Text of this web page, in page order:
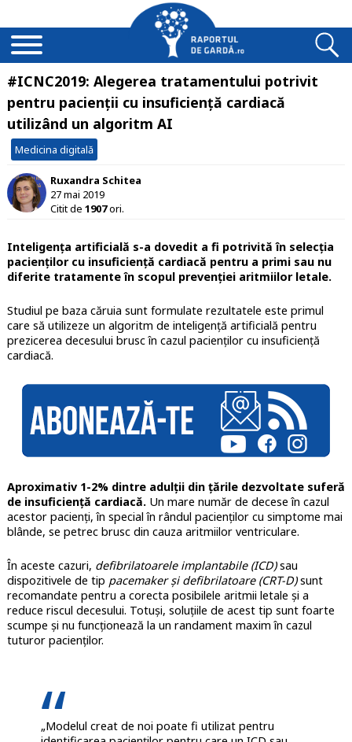
#ICNC2019: Alegerea tratamentului potrivit
pentru pacienții cu insuficiență cardiacă
utilizând un algoritm AI
Medicina digitală
Ruxandra Schitea
27 mai 2019
Citit de 1907ori.
Inteligența artificială s-a dovedit a fi potrivită în selecția
pacienților cu insuficiență cardiacă pentru a primi sau nu
diferite tratamente în scopul prevenției aritmiilor letale.
Studiul pe baza căruia sunt formulate rezultatele este primul
care să utilizeze un algoritm de inteligență artificială pentru
prezicerea decesului brusc în cazul pacienților cu insuficiență
cardiacă.
Aproximativ 1-2% dintre adulții din țările dezvoltate suferă
de insuficiență cardiacă.Un mare număr de decese în cazul
acestor pacienți, în special în rândul pacienților cu simptome mai
blânde, se petrec brusc din cauza aritmiilor ventriculare.
În aceste cazuri, defibrilatoarele implantabile (ICD)sau
dispozitivele de tip pacemaker și defibrilatoare (CRT-D)sunt
recomandate pentru a corecta posibilele aritmii letale și a
reduce riscul decesului. Totuși, soluțiile de acest tip sunt foarte
scumpe și nu funcționează la un randament maxim în cazul
tuturor pacienților.
„Modelul creat de noi poate fi utilizat pentru